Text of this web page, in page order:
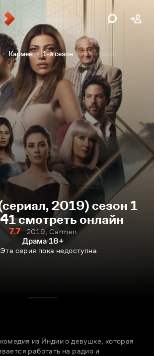
Кармен 1-й сезон 41-я серия
2019) сезон 1
смотреть онлайн
7.7
2019, Carmen
Драма 18+
Эта серия пока недоступна
из Индии о девушке, которая
работать на радио и